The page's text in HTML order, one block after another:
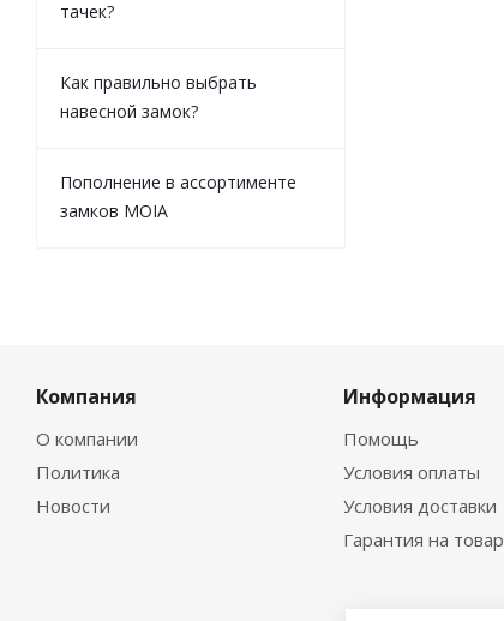
тачек?
Как правильно выбрать
навесной замок?
Пополнение в ассортименте
замков MOIA
Компания
О компании
Политика
Новости
Информация
Помощь
Условия оплаты
Условия доставки
Гарантия на товар